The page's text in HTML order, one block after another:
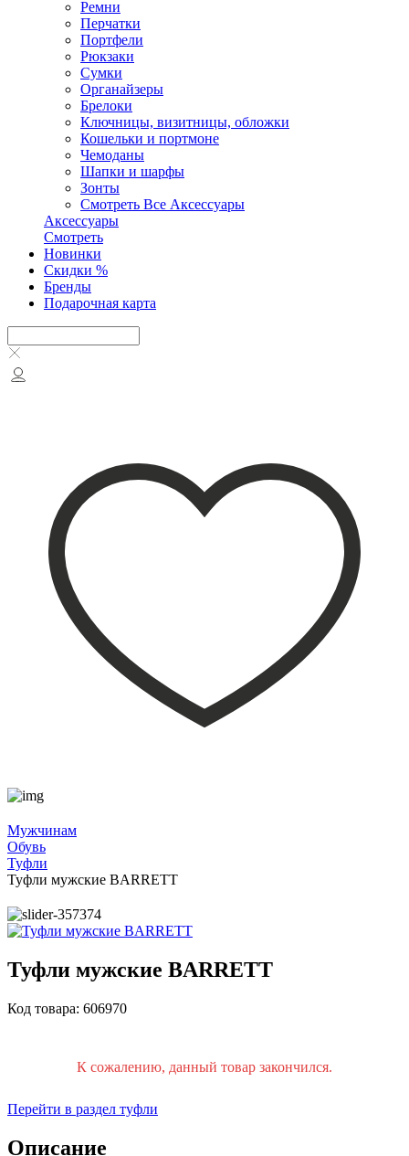
Ремни
Перчатки
Портфели
Рюкзаки
Сумки
Органайзеры
Брелоки
Ключницы, визитницы, обложки
Кошельки и портмоне
Чемоданы
Шапки и шарфы
Зонты
Смотреть Все Аксесcуары
Аксесcуары
Смотреть
Новинки
Скидки %
Бренды
Подарочная карта
Мужчинам
Обувь
Туфли
Туфли мужские BARRETT
Туфли мужские BARRETT
Код товара: 606970
К сожалению, данный товар закончился.
Перейти в раздел туфли
Описание